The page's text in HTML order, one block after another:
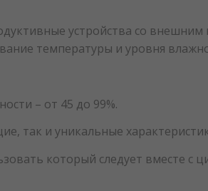
устройства со
температуры и уровня
– от 45 до 99%.
так и уникальные
который следует вместе с